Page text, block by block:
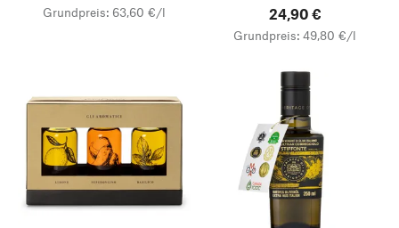
Grundpreis: 63,60 €/l
24,90 €
Grundpreis: 49,80 €/l